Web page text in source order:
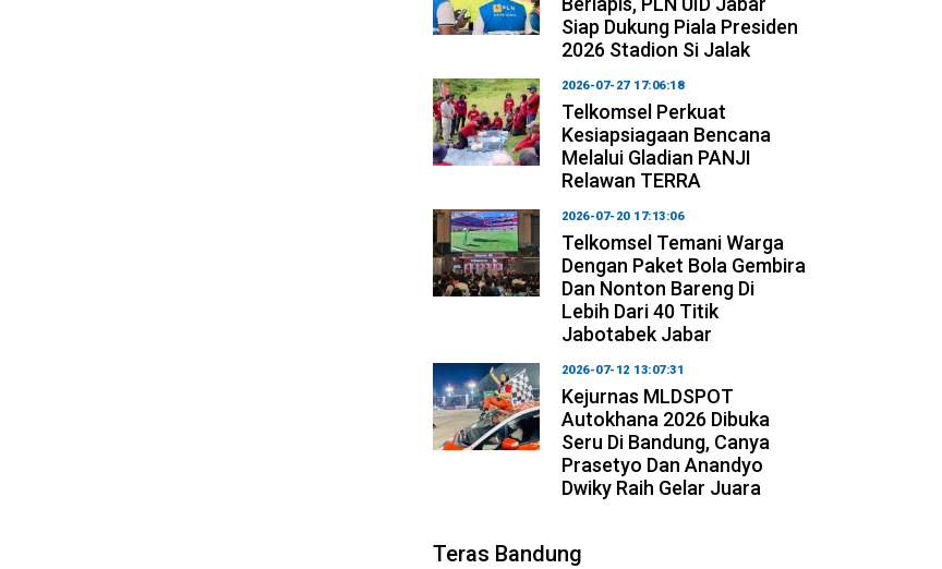
Siap Dukung Piala Presiden
2026 Stadion Si Jalak
2026-07-27 17:06:18
Telkomsel Perkuat
Kesiapsiagaan Bencana
Melalui Gladian PANJI
Relawan TERRA
2026-07-20 17:13:06
Telkomsel Temani Warga
Dengan Paket Bola Gembira
Dan Nonton Bareng Di
Lebih Dari 40 Titik
Jabotabek Jabar
2026-07-12 13:07:31
Kejurnas MLDSPOT
Autokhana 2026 Dibuka
Seru Di Bandung, Canya
Prasetyo Dan Anandyo
Dwiky Raih Gelar Juara
Teras Bandung